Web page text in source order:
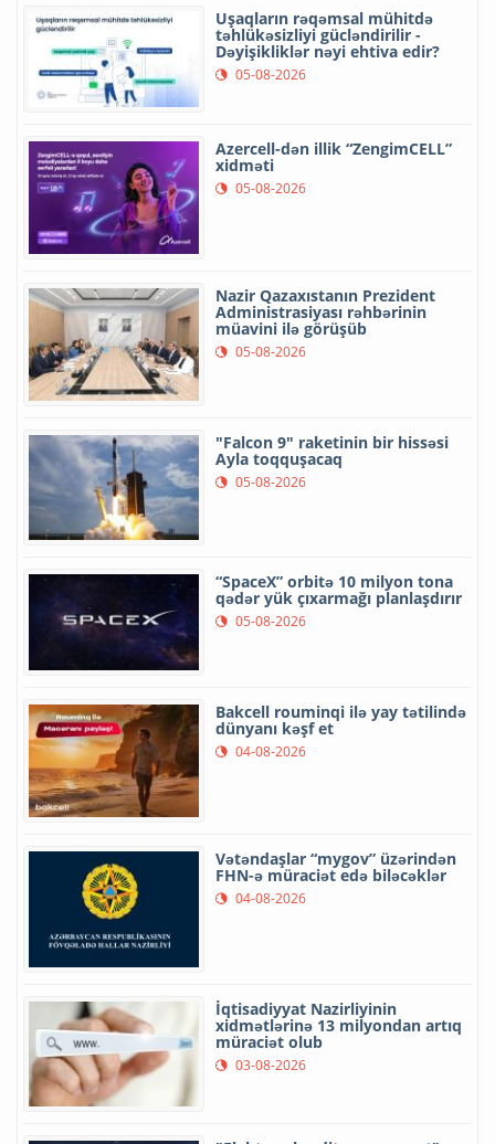
Uşaqların rəqəmsal mühitdə
təhlükəsizliyi gücləndirilir -
Dəyişikliklər nəyi ehtiva edir?
05-08-2026
Azercell-dən illik “ZengimCELL”
xidməti
05-08-2026
Nazir Qazaxıstanın Prezident
Administrasiyası rəhbərinin
müavini ilə görüşüb
05-08-2026
"Falcon 9" raketinin bir hissəsi
Ayla toqquşacaq
05-08-2026
“SpaceX” orbitə 10 milyon tona
qədər yük çıxarmağı planlaşdırır
05-08-2026
Bakcell rouminqi ilə yay tətilində
dünyanı kəşf et
04-08-2026
Vətəndaşlar “mygov” üzərindən
FHN-ə müraciət edə biləcəklər
04-08-2026
İqtisadiyyat Nazirliyinin
xidmətlərinə 13 milyondan artıq
müraciət olub
03-08-2026